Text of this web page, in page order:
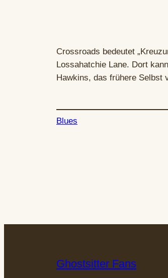
Crossroads bedeutet
Lossahatchie Lane. Dort
Hawkins, das frühere Selbst
Blues
Ghostsitter Fans